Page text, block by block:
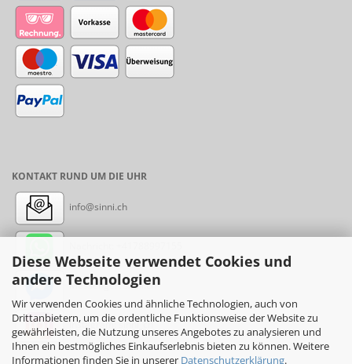
Diese Webseite verwendet Cookies und
andere Technologien
Wir verwenden Cookies und ähnliche Technologien, auch von
Drittanbietern, um die ordentliche Funktionsweise der Website zu
gewährleisten, die Nutzung unseres Angebotes zu analysieren und
Ihnen ein bestmögliches Einkaufserlebnis bieten zu können. Weitere
Informationen finden Sie in unserer Datenschutzerklärung.
KONTAKT RUND UM DIE UHR
info@sinni.ch
Messenger: sinni.ch
Instagram: sinni_ch